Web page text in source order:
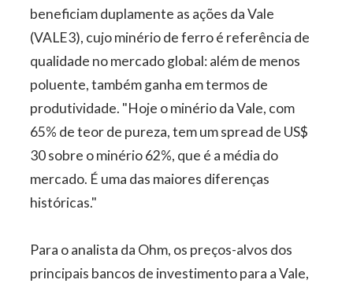
beneficiam duplamente as ações da Vale
(VALE3), cujo minério de ferro é referência de
qualidade no mercado global: além de menos
poluente, também ganha em termos de
produtividade. "Hoje o minério da Vale, com
65% de teor de pureza, tem um spread de US$
30 sobre o minério 62%, que é a média do
mercado. É uma das maiores diferenças
históricas."
Para o analista da Ohm, os preços-alvos dos
principais bancos de investimento para a Vale,